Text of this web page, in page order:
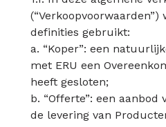
definities gebruikt:
a. “Koper”: een
met ERU een
heeft gesloten;
b. “Offerte”: een aanbod
de levering van